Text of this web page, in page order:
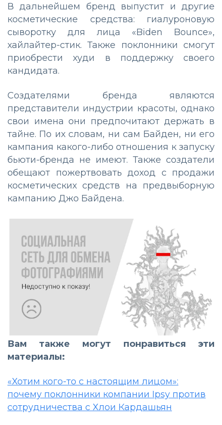
В дальнейшем бренд выпустит и другие
косметические средства: гиалуроновую
сыворотку для лица «Biden Bounce»,
хайлайтер-стик. Также поклонники смогут
приобрести худи в поддержку своего
кандидата.
Создателями бренда являются
представители индустрии красоты, однако
свои имена они предпочитают держать в
тайне. По их словам, ни сам Байден, ни его
кампания какого-либо отношения к запуску
бьюти-бренда не имеют. Также создатели
обещают пожертвовать доход с продажи
косметических средств на предвыборную
кампанию Джо Байдена.
Вам также могут понравиться эти
материалы:
«Хотим кого-то с настоящим лицом»:
почему поклонники компании Ipsy против
сотрудничества с Хлои Кардашьян